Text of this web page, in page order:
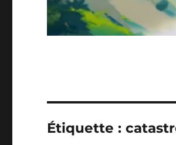
Étiquette :